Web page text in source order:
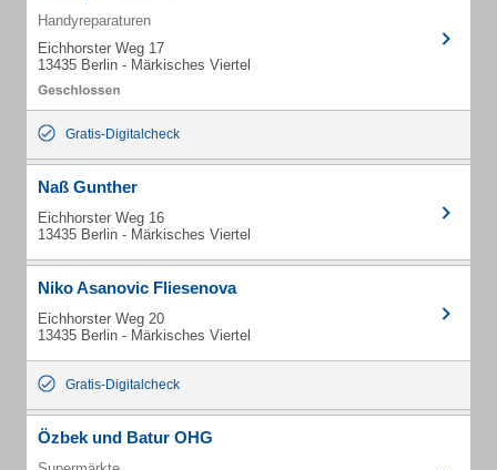
Handyreparaturen
Eichhorster Weg 17
13435 Berlin - Märkisches Viertel
Gratis-Digitalcheck
Naß Gunther
Eichhorster Weg 16
13435 Berlin - Märkisches Viertel
Niko Asanovic Fliesenova
Eichhorster Weg 20
13435 Berlin - Märkisches Viertel
Gratis-Digitalcheck
Özbek und Batur OHG